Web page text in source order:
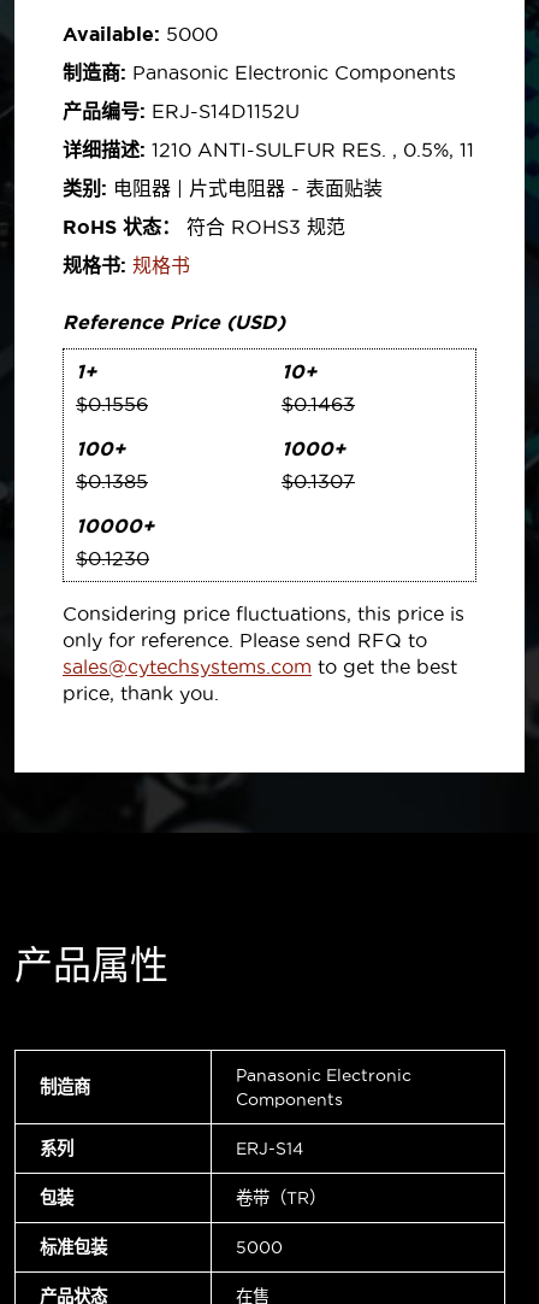
Available: 5000
制造商: Panasonic Electronic Components
产品编号: ERJ-S14D1152U
详细描述: 1210 ANTI-SULFUR RES. , 0.5%, 11
类别: 电阻器 | 片式电阻器 - 表面贴装
RoHS 状态：
符合 ROHS3 规范
规格书: 规格书
Reference Price (USD)
1+
$0.1556
10+
$0.1463
100+
$0.1385
1000+
$0.1307
10000+
$0.1230
Considering price fluctuations, this price is
only for reference. Please send RFQ to
sales@cytechsystems.com to get the best
price, thank you.
产品属性
制造商
Panasonic Electronic
Components
系列 ERJ-S14
包装 卷带（TR）
标准包装 5000
产品状态 在售